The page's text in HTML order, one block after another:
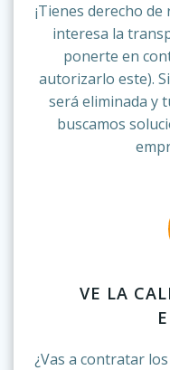
¡Tienes derecho de
interesa la
ponerte en
autorizarlo este).
será eliminada y
buscamos
VE LA
¿Vas a contratar